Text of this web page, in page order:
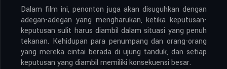
Dalam film ini, penonton juga akan disuguhkan dengan
adegan-adegan yang mengharukan, ketika keputusan-
keputusan sulit harus diambil dalam situasi yang penuh
tekanan. Kehidupan para penumpang dan orang-orang
yang mereka cintai berada di ujung tanduk, dan setiap
keputusan yang diambil memiliki konsekuensi besar.